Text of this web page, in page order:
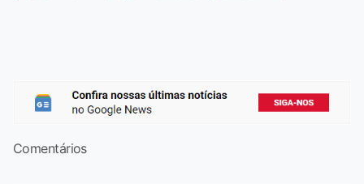
Comentários